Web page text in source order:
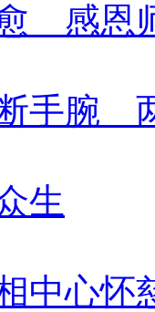
感恩
手腕
生
中心怀